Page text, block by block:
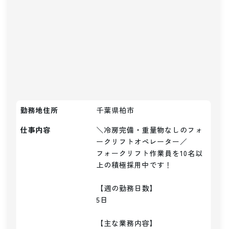
勤務地住所
千葉県柏市
仕事内容
＼冷房完備・重量物なしのフォ
ークリフトオペレーター／
フォークリフト作業員を10名以
上の積極採用中です！
【週の勤務日数】
5日
【主な業務内容】